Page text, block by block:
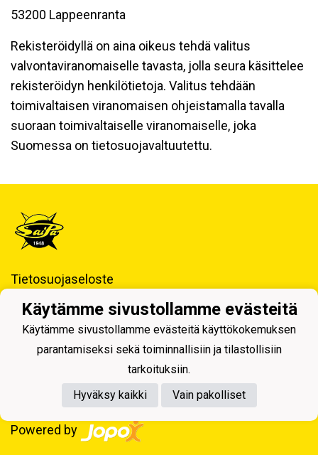
53200 Lappeenranta
Rekisteröidyllä on aina oikeus tehdä valitus
valvontaviranomaiselle tavasta, jolla seura käsittelee
rekisteröidyn henkilötietoja. Valitus tehdään
toimivaltaisen viranomaisen ohjeistamalla tavalla
suoraan toimivaltaiselle viranomaiselle, joka
Suomessa on tietosuojavaltuutettu.
Tietosuojaseloste
Saimaan Pallo - SaiPa ry
Käynti- ja postiosoite ja Laskutustiedot
Powered by
Käytämme sivustollamme evästeitä
Käytämme sivustollamme evästeitä käyttökokemuksen
parantamiseksi sekä toiminnallisiin ja tilastollisiin
tarkoituksiin.
Hyväksy kaikki
Vain pakolliset